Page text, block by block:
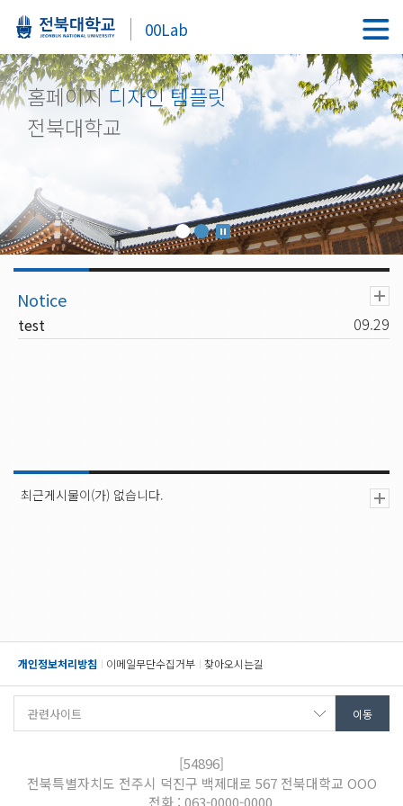
00Lab
홈페이지디자인 템플릿
전북대학교
test 09.29
최근게시물이(가) 없습니다.
개인정보처리방침 이메일무단수집거부 찾아오시는길
[54896]
전북특별자치도 전주시 덕진구 백제대로 567 전북대학교 OOO